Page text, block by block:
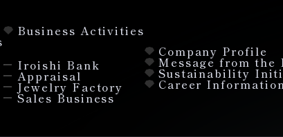
Business Activities
Iroishi Bank
Appraisal
Jewelry Factory
Sales Business
Company Profile
Message from
Sustainability
Career Information